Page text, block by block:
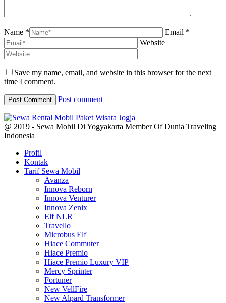
Name *
Email *
Website
Save my name, email, and website in this browser for the next
time I comment.
Post comment
@ 2019 - Sewa Mobil Di Yogyakarta Member Of Dunia Traveling
Indonesia
Profil
Kontak
Tarif Sewa Mobil
Avanza
Innova Reborn
Innova Venturer
Innova Zenix
Elf NLR
Travello
Microbus Elf
Hiace Commuter
Hiace Premio
Hiace Premio Luxury VIP
Mercy Sprinter
Fortuner
New VellFire
New Alpard Transformer